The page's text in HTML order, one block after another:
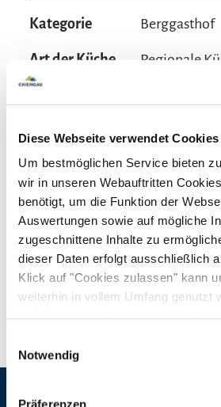
Diese Webseite verwendet Cookies
Um bestmöglichen Service bieten
wir in unseren Webauftritten
benötigt, um die Funktion der
Auswertungen sowie auf mögliche
zugeschnittene Inhalte zu
dieser Daten erfolgt ausschließlich
Klick auf "Cookies zulassen" kann
weiterhin in vollem Umfang genutzt
steht in unserer
gelistet.
Notwendig
Präferenzen
Kategorie Berggasthof
Art der Küche Regionale
Öffnungszeiten
Alle Angaben ohne Gewähr.
Geöffnet bei Fahrbetrieb der